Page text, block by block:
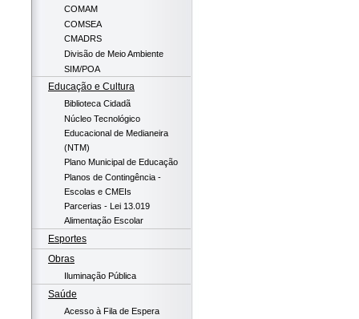
COMAM
COMSEA
CMADRS
Divisão de Meio Ambiente
SIM/POA
Educação e Cultura
Biblioteca Cidadã
Núcleo Tecnológico
Educacional de Medianeira
(NTM)
Plano Municipal de Educação
Planos de Contingência -
Escolas e CMEIs
Parcerias - Lei 13.019
Alimentação Escolar
Esportes
Obras
Iluminação Pública
Saúde
Acesso à Fila de Espera